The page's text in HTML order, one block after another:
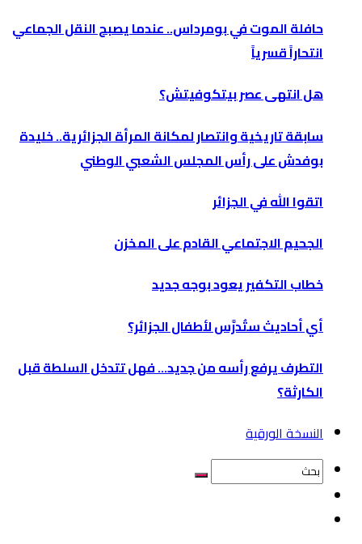
حافلة الموت في بومرداس.. عندما يصبح النقل الجماعي
انتحاراً قسرياً
هل انتهى عصر بيتكوفيتش؟
سابقة تاريخية وانتصار لمكانة المرأة الجزائرية.. خليدة
بوفدش على رأس المجلس الشعبي الوطني
اتقوا الله في الجزائر
الجحيم الاجتماعي القادم على المخزن
خطاب التكفير يعود بوجه جديد
أي أحاديث ستُدرَّس لأطفال الجزائر؟
التطرف يرفع رأسه من جديد… فهل تتدخل السلطة قبل
الكارثة؟
النسخة الورقية